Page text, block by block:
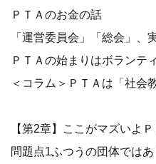
ＰＴＡのお金の話
「運営委員会」「総会」、
ＰＴＡの始まりはボラン
＜コラム＞ＰＴＡは「社会
【第2章】ここがマズいよＰ
問題点1ふつうの団体では